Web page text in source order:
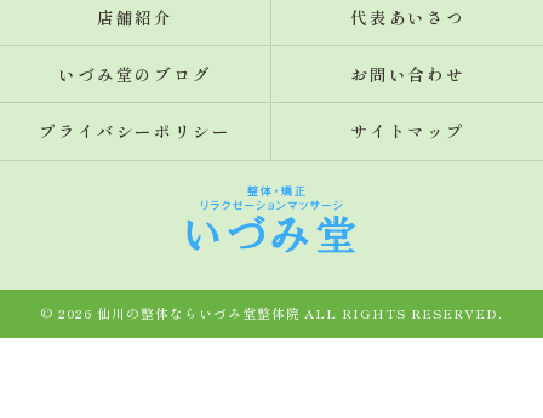
店舗紹介 代表あいさつ
いづみ堂のブログ お問い合わせ
プライバシーポリシー サイトマップ
© 2026 仙川の整体ならいづみ堂整体院 ALL RIGHTS RESERVED.